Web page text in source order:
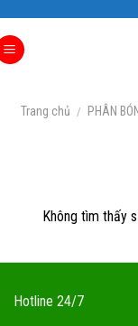
to
content
Trang chủ / PHÂN
Không tìm thấy
Hotline 24/7